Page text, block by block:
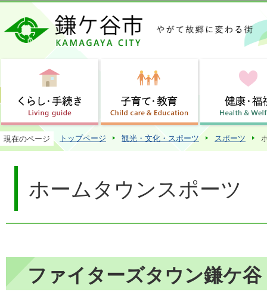
この
現在のページ トップページ 観光・文化・スポーツ スポーツ
ホームタウンスポーツ
ファイターズタウン鎌ケ谷